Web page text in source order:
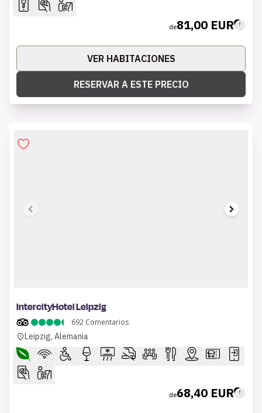
de81,00 EUR
VER HABITACIONES
RESERVAR A ESTE PRECIO
IntercityHotel Leipzig
692 Comentarios
Leipzig, Alemania
de68,40 EUR